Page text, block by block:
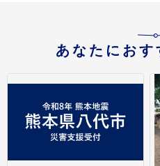
あなたにおす